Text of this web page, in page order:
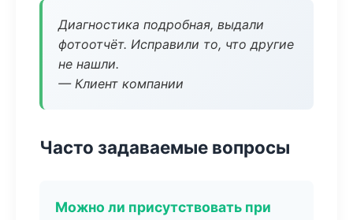
Диагностика подробная, выдали
фотоотчёт. Исправили то, что другие
не нашли.
— Клиент компании
Часто задаваемые вопросы
Можно ли присутствовать при